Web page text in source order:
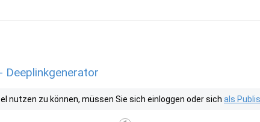
Deeplinkgenerator
nutzen zu können, müssen Sie sich einloggen oder sich als